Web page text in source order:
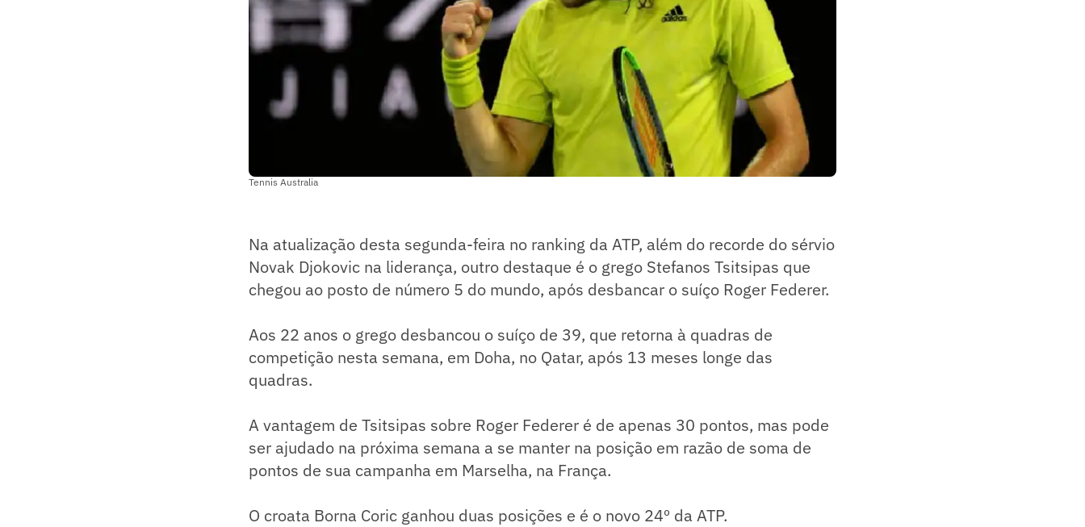
Tennis Australia
Na atualização desta segunda-feira no ranking da ATP, além do recorde do sérvio
Novak Djokovic na liderança, outro destaque é o grego Stefanos Tsitsipas que
chegou ao posto de número 5 do mundo, após desbancar o suíço Roger Federer.
Aos 22 anos o grego desbancou o suíço de 39, que retorna à quadras de
competição nesta semana, em Doha, no Qatar, após 13 meses longe das
quadras.
A vantagem de Tsitsipas sobre Roger Federer é de apenas 30 pontos, mas pode
ser ajudado na próxima semana a se manter na posição em razão de soma de
pontos de sua campanha em Marselha, na França.
O croata Borna Coric ganhou duas posições e é o novo 24º da ATP.